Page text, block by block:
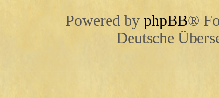
Powered by phpBB®
Deutsche